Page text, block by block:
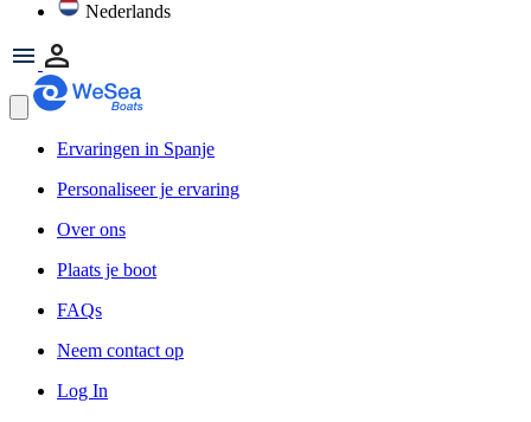
Nederlands
Ervaringen in Spanje
Personaliseer je ervaring
Over ons
Plaats je boot
FAQs
Neem contact op
Log In